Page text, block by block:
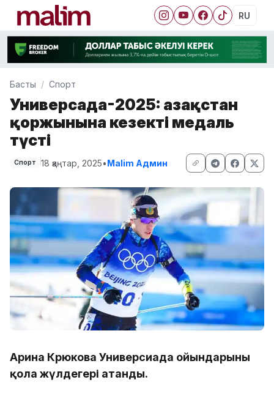
RU
Басты Спорт
Универсада-2025: Қазақстан
қоржынына кезекті медаль
түсті
Спорт 18 қаңтар, 2025•Malim Админ
Арина Крюкова Универсиада ойындарының
қола жүлдегері атанды.